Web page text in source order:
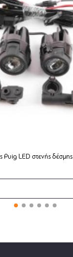
Puig LED στενής δέσμης